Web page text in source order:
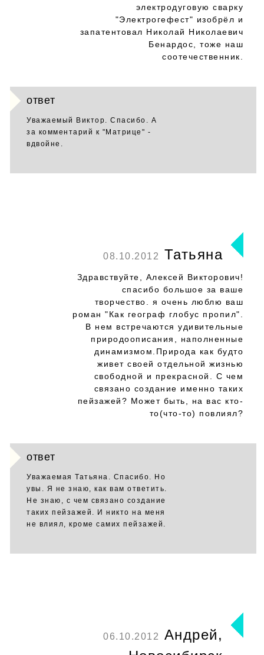
электродуговую сварку
"Электрогефест" изобрёл и
запатентовал Николай Николаевич
Бенардос, тоже наш
соотечественник.
ответ
Уважаемый Виктор. Спасибо. А
за комментарий к "Матрице" -
вдвойне.
08.10.2012 Татьяна
Здравствуйте, Алексей Викторович!
спасибо большое за ваше
творчество. я очень люблю ваш
роман "Как географ глобус пропил".
В нем встречаются удивительные
природоописания, наполненные
динамизмом.Природа как будто
живет своей отдельной жизнью
свободной и прекрасной. С чем
связано создание именно таких
пейзажей? Может быть, на вас кто-
то(что-то) повлиял?
ответ
Уважаемая Татьяна. Спасибо. Но
увы. Я не знаю, как вам ответить.
Не знаю, с чем связано создание
таких пейзажей. И никто на меня
не влиял, кроме самих пейзажей.
06.10.2012
Андрей,